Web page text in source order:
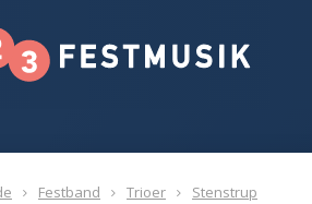
Festband Trioer Stenstrup